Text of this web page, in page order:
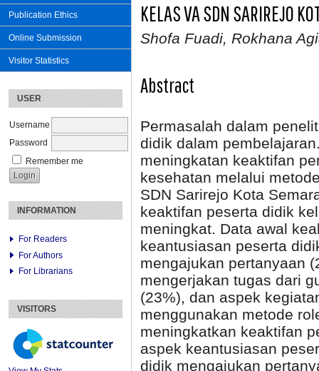
Publication Ethics
Online Submission
Visitor Statistics
USER
Username
Password
Remember me
INFORMATION
For Readers
For Authors
For Librarians
VISITORS
KELAS VA SDN SARIREJO
Shofa Fuadi, Rokhana
Abstract
Permasalah dalam
didik dalam
meningkatan keaktifan
kesehatan melalui
SDN Sarirejo Kota
keaktifan peserta didik
meningkat. Data awal
keantusiasan peserta
mengajukan pertanyaan
mengerjakan tugas dari
(23%), dan aspek
menggunakan metode
meningkatkan keaktifan
aspek keantusiasan
didik mengajukan